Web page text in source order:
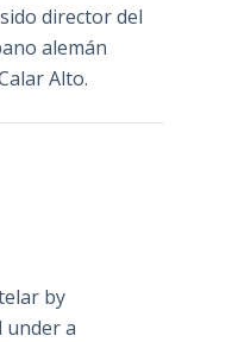
director del
alemán
Alto.
by
under a